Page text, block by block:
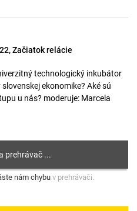
Začiatok relácie
technologický inkubátor
ekonomike? Aké sú
u nás? moderuje: Marcela
nám chybu v prehrávači.